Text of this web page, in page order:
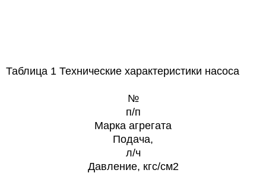
Таблица 1 Технические характеристики насоса
№
п/п
Марка агрегата
Подача,
л/ч
Давление, кгс/см2